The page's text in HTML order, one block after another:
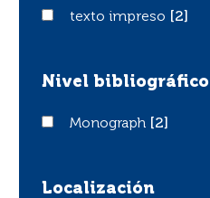
texto impreso
texto impreso [2]
Nivel bibliográfico
Monograph
Monograph [2]
Localización